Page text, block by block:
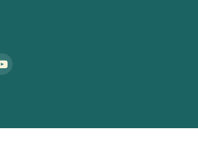
YouTube